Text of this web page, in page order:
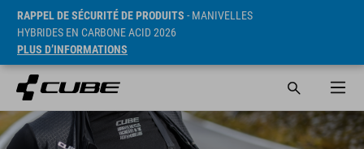
RAPPEL DE SÉCURITÉ DE PRODUITS - MANIVELLES
HYBRIDES EN CARBONE ACID 2026
PLUS D’INFORMATIONS